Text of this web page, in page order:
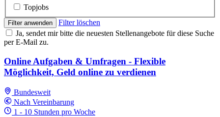
Topjobs
Filter anwenden
Filter löschen
Ja, sendet mir bitte die neuesten Stellenangebote für diese Suche
per E-Mail zu.
Online Aufgaben & Umfragen - Flexible
Möglichkeit, Geld online zu verdienen
Bundesweit
Nach Vereinbarung
1 - 10 Stunden pro Woche